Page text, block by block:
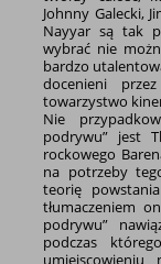
Johnny Galecki,
Nayyar są tak
wybrać nie
bardzo
docenieni
towarzystwo
Nie
podrywu” jest
rockowego
na potrzeby
teorię
tłumaczeniem
podrywu”
podczas